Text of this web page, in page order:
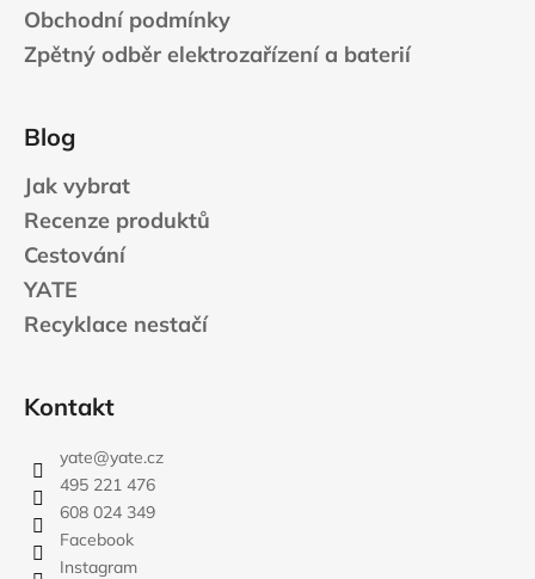
Obchodní podmínky
Zpětný odběr elektrozařízení a baterií
Blog
Jak vybrat
Recenze produktů
Cestování
YATE
Recyklace nestačí
Kontakt
yate@yate.cz
495 221 476
608 024 349
Facebook
Instagram